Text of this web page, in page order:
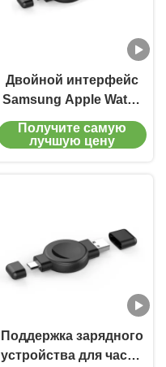
Двойной интерфейс
Samsung Apple Watch
зарядное устройство
Smartwatch
Получите самую
лучшую цену
Поддержка зарядного
устройства для часов